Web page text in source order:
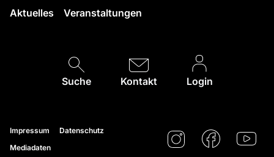
Aktuelles Veranstaltungen
Suche Kontakt Login
Impressum
Datenschutz
Mediadaten